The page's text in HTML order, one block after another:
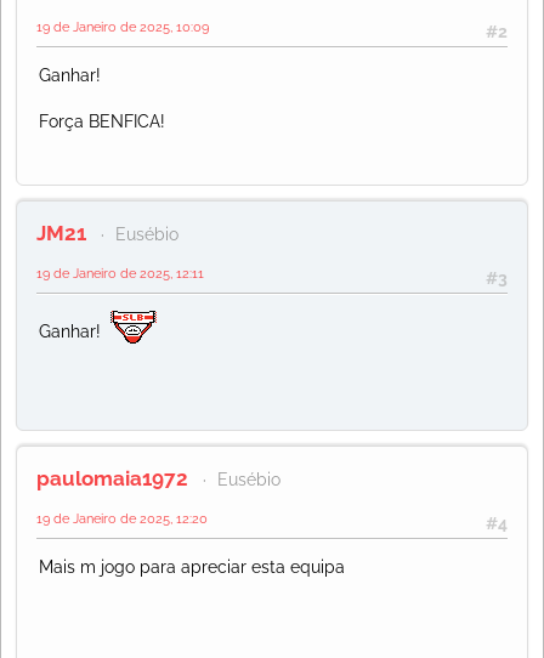
#2
19 de Janeiro de 2025, 10:09
Ganhar!
Força BENFICA!
JM21 Eusébio
#3
19 de Janeiro de 2025, 12:11
Ganhar!
paulomaia1972 Eusébio
#4
19 de Janeiro de 2025, 12:20
Mais m jogo para apreciar esta equipa